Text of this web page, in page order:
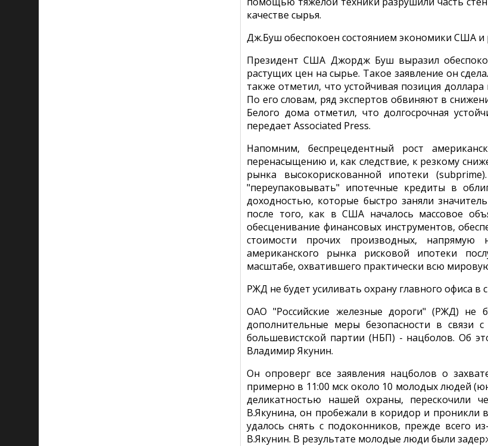
качестве сырья.
Дж.Буш обеспокоен состоянием экономики США и
Президент США Джордж Буш выразил
растущих цен на сырье. Такое заявление он
также отметил, что устойчивая позиция
По его словам, ряд экспертов обвиняют в
Белого дома отметил, что долгосрочная
передает Associated Press.
Напомним, беспрецедентный рост
перенасыщению и, как следствие, к резкому
рынка высокорискованной ипотеки
"переупаковывать" ипотечные кредиты в
доходностью, которые быстро заняли
после того, как в США началось массовое
обесценивание финансовых инструментов,
стоимости прочих производных,
американского рынка рисковой ипотеки
масштабе, охватившего практически всю
РЖД не будет усиливать охрану главного офиса в
ОАО "Российские железные дороги" (РЖД) не
дополнительные меры безопасности в связи
большевистской партии (НБП) - нацболов. Об
Владимир Якунин.
Он опроверг все заявления нацболов о
примерно в 11:00 мск около 10 молодых людей
деликатностью нашей охраны, перескочили
В.Якунина, он пробежали в коридор и проникли
удалось снять с подоконников, прежде всего
В.Якунин. В результате молодые люди были